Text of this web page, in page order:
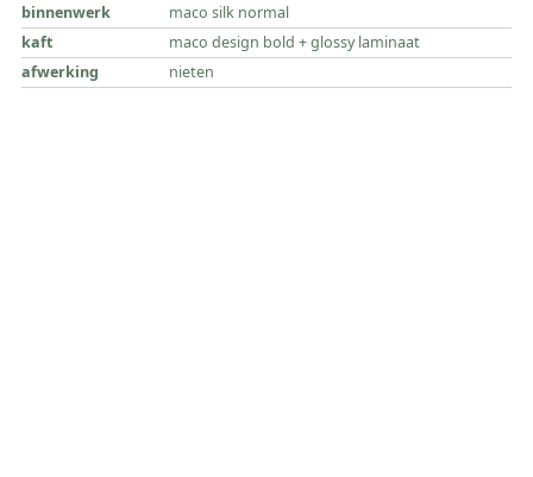
binnenwerk
maco silk normal
kaft
maco design bold + glossy laminaat
afwerking
nieten